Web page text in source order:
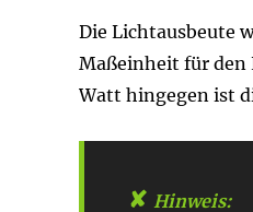
Die Lichtausbeute
Maßeinheit für den
Watt hingegen ist
Hinweis: